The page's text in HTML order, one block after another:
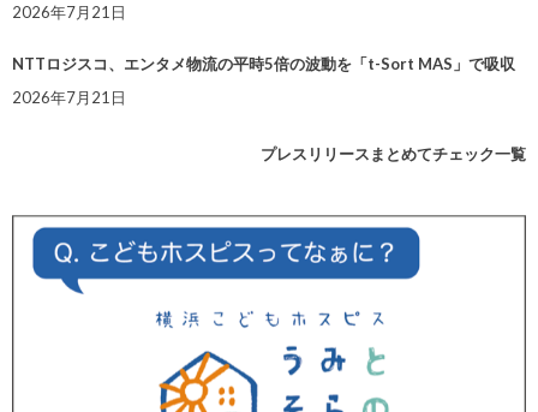
2026年7月21日
NTTロジスコ、エンタメ物流の平時5倍の波動を「t-Sort MAS」で吸収
2026年7月21日
プレスリリースまとめてチェック一覧